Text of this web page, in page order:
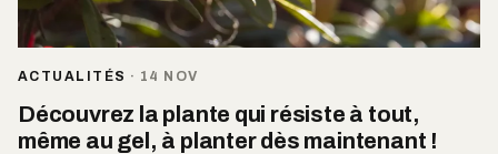
ACTUALITÉS · 14 NOV
Découvrez la plante qui résiste à tout,
même au gel, à planter dès maintenant !